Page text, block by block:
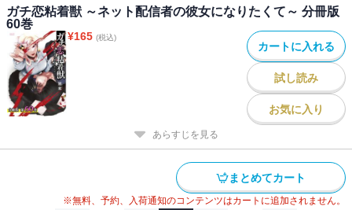
ガチ恋粘着獣 ～ネット配信者の彼女になりたくて～ 分冊版
60巻
¥165 (税込)
カートに入れる
試し読み
お気に入り
あらすじを見る
まとめてカート
※無料、予約、入荷通知のコンテンツはカートに追加されません。